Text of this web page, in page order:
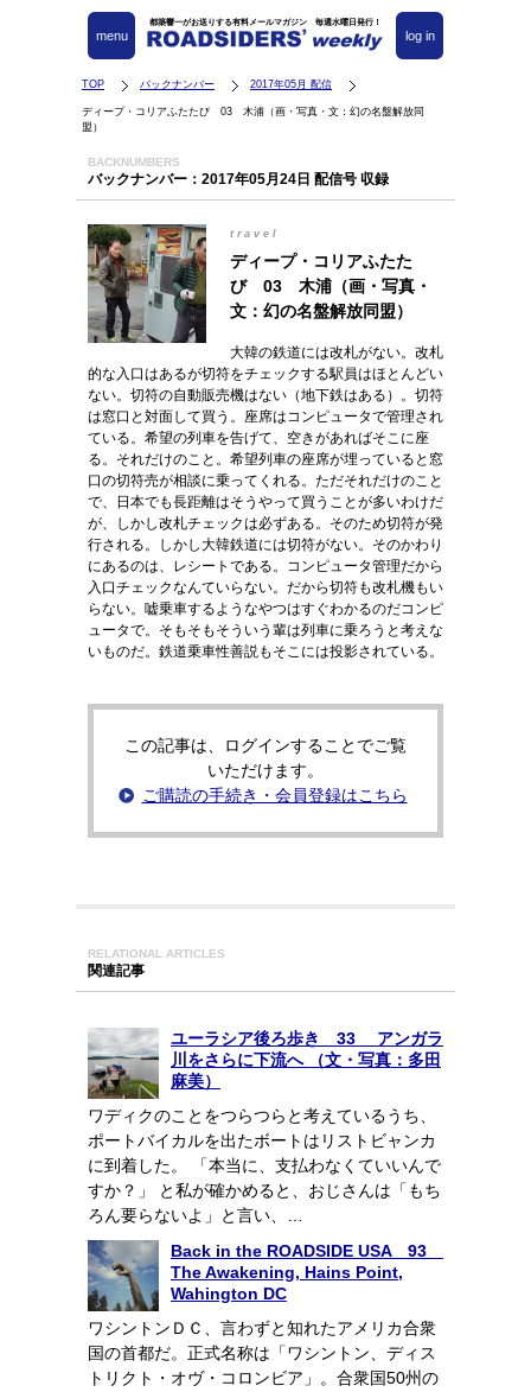
都築響一がお送りする有料メールマガジン 毎週水曜日発行！
log in
menu
TOP バックナンバー 2017年05月 配信
ディープ・コリアふたたび 03 木浦（画・写真・文：幻の名盤解放同
盟）
BACKNUMBERS
バックナンバー：2017年05月24日 配信号 収録
travel
ディープ・コリアふたた
び 03 木浦（画・写真・
文：幻の名盤解放同盟）
大韓の鉄道には改札がない。改札
的な入口はあるが切符をチェックする駅員はほとんどい
ない。切符の自動販売機はない（地下鉄はある）。切符
は窓口と対面して買う。座席はコンピュータで管理され
ている。希望の列車を告げて、空きがあればそこに座
る。それだけのこと。希望列車の座席が埋っていると窓
口の切符売が相談に乗ってくれる。ただそれだけのこと
で、日本でも長距離はそうやって買うことが多いわけだ
が、しかし改札チェックは必ずある。そのため切符が発
行される。しかし大韓鉄道には切符がない。そのかわり
にあるのは、レシートである。コンピュータ管理だから
入口チェックなんていらない。だから切符も改札機もい
らない。嘘乗車するようなやつはすぐわかるのだコンピ
ュータで。そもそもそういう輩は列車に乗ろうと考えな
いものだ。鉄道乗車性善説もそこには投影されている。
この記事は、ログインすることでご覧
いただけます。
ご購読の手続き・会員登録はこちら
RELATIONAL ARTICLES
関連記事
ユーラシア後ろ歩き 33 アンガラ
川をさらに下流へ （文・写真：多田
麻美）
ワディクのことをつらつらと考えているうち、
ポートバイカルを出たボートはリストビャンカ
に到着した。 「本当に、支払わなくていいんで
すか？」 と私が確かめると、おじさんは「もち
ろん要らないよ」と言い、…
Back in the ROADSIDE USA 93
The Awakening, Hains Point,
Wahington DC
ワシントンＤＣ、言わずと知れたアメリカ合衆
国の首都だ。正式名称は「ワシントン、ディス
トリクト・オヴ・コロンビア」。合衆国50州の